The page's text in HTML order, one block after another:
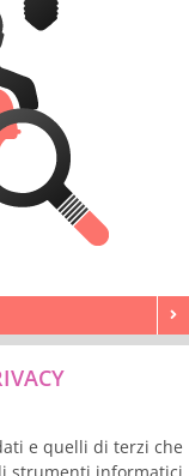
e quelli di terzi che